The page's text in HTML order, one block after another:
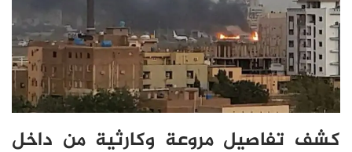
كشف تفاصيل مروعة وكارثية من داخل